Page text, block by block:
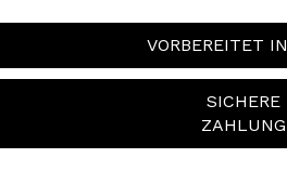
VORBEREITET IN
SICHERE
ZAHLUNG